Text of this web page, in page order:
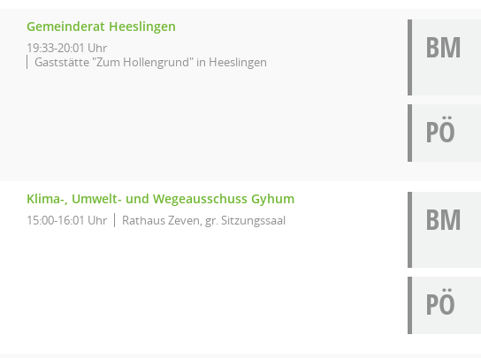
Gemeinderat Heeslingen
19:33-20:01 Uhr
Gaststätte "Zum Hollengrund" in Heeslingen
BM
PÖ
Klima-, Umwelt- und Wegeausschuss Gyhum
15:00-16:01 Uhr Rathaus Zeven, gr. Sitzungssaal BM
PÖ